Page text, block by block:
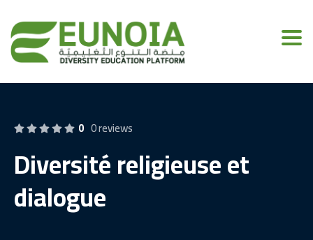
0 0 reviews
Diversité religieuse et
dialogue